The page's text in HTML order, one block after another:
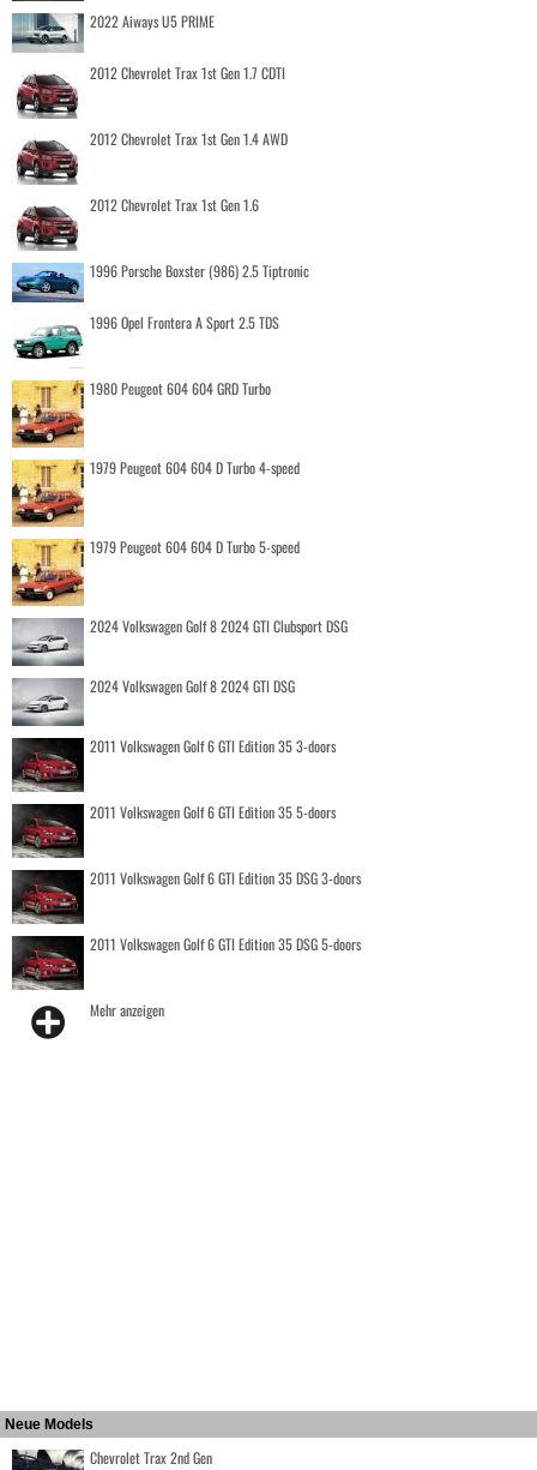
2022 Aiways U5 PRIME
2012 Chevrolet Trax 1st Gen 1.7 CDTI
2012 Chevrolet Trax 1st Gen 1.4 AWD
2012 Chevrolet Trax 1st Gen 1.6
1996 Porsche Boxster (986) 2.5 Tiptronic
1996 Opel Frontera A Sport 2.5 TDS
1980 Peugeot 604 604 GRD Turbo
1979 Peugeot 604 604 D Turbo 4-speed
1979 Peugeot 604 604 D Turbo 5-speed
2024 Volkswagen Golf 8 2024 GTI Clubsport DSG
2024 Volkswagen Golf 8 2024 GTI DSG
2011 Volkswagen Golf 6 GTI Edition 35 3-doors
2011 Volkswagen Golf 6 GTI Edition 35 5-doors
2011 Volkswagen Golf 6 GTI Edition 35 DSG 3-doors
2011 Volkswagen Golf 6 GTI Edition 35 DSG 5-doors
Mehr anzeigen
Neue Models
Chevrolet Trax 2nd Gen